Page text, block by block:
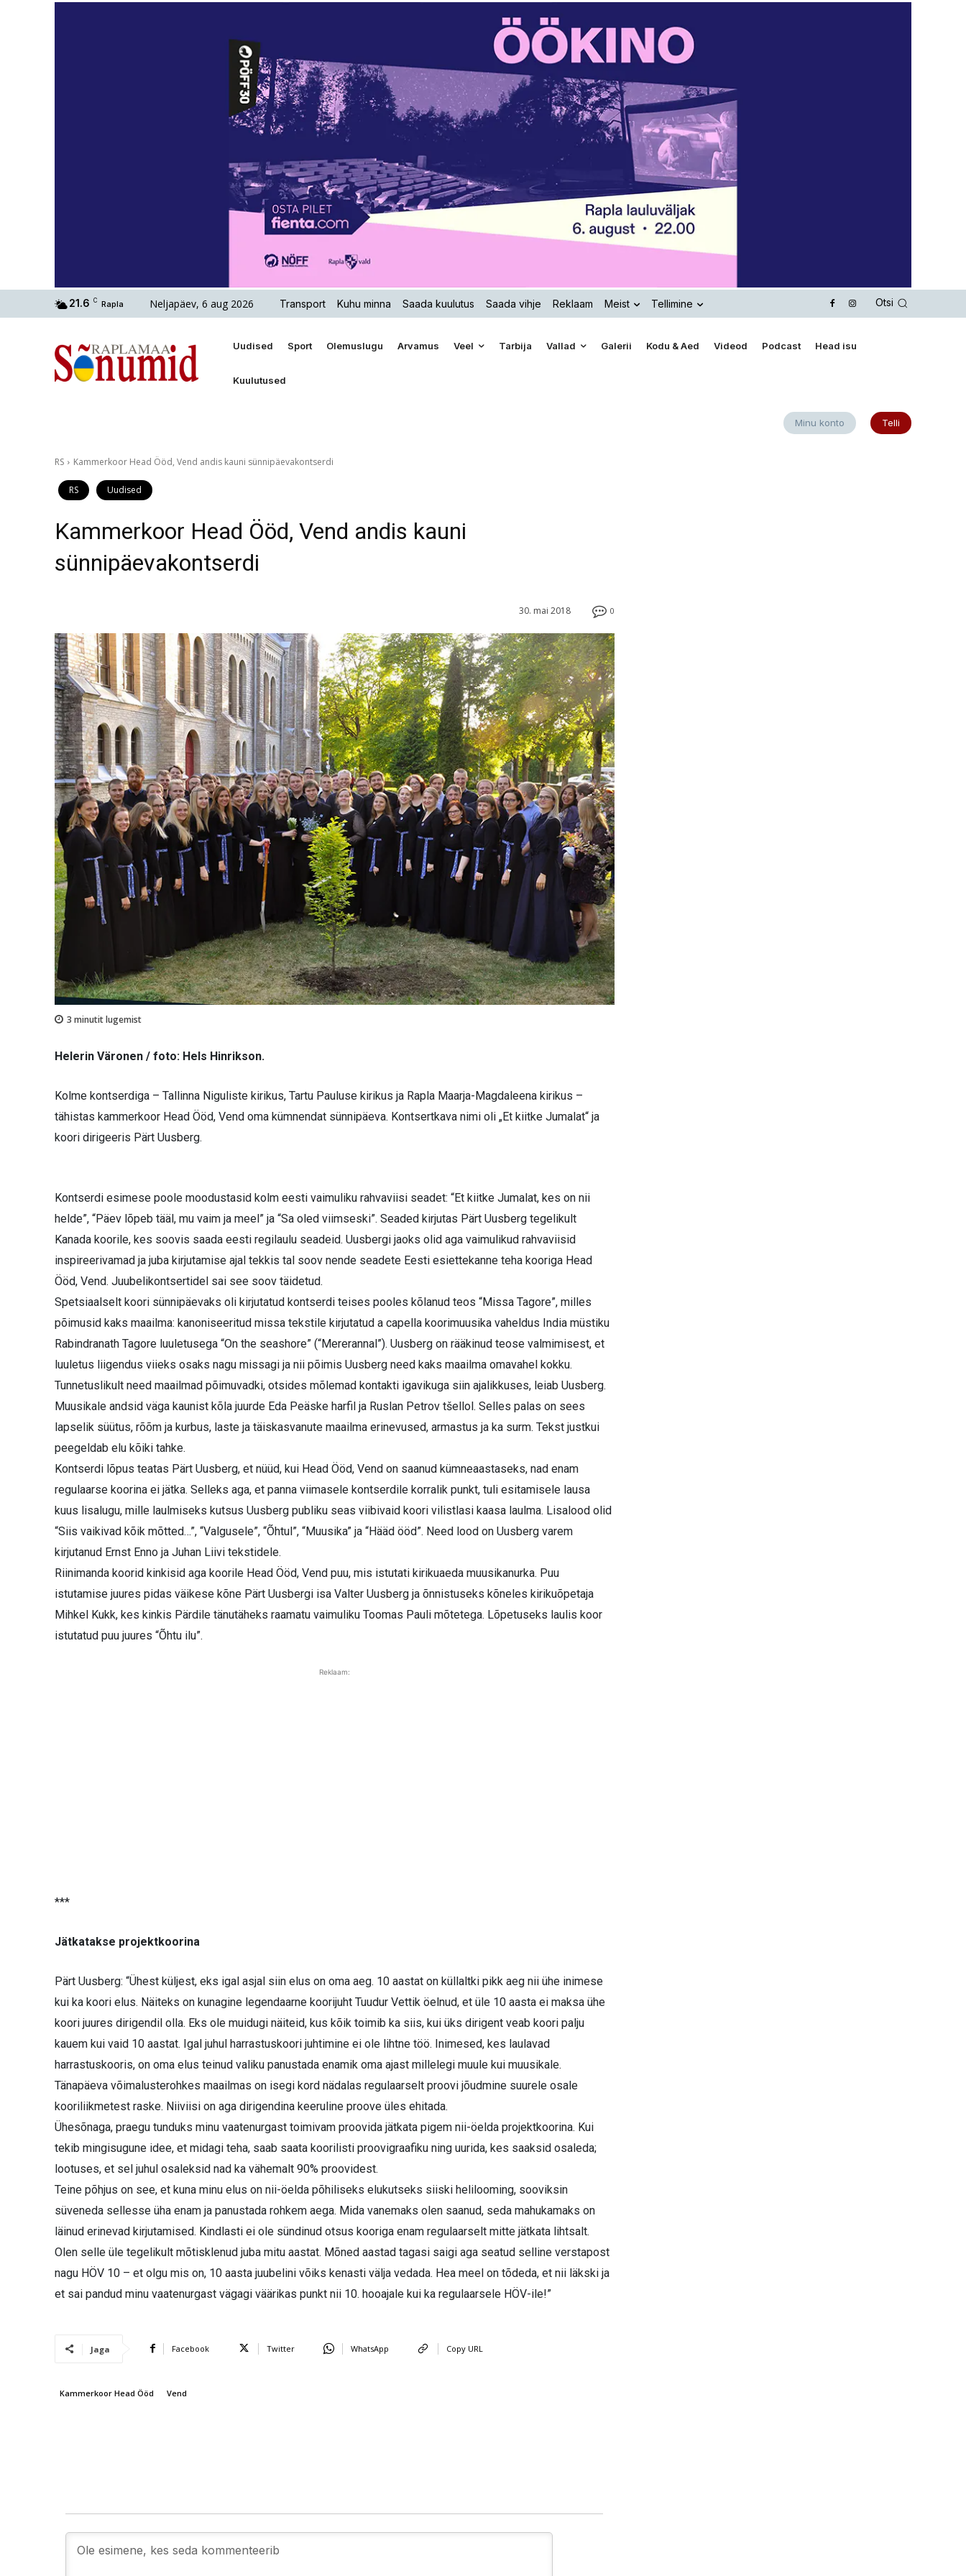
21.6 C Rapla Neljapäev, 6 aug 2026 Transport Kuhu minna Saada kuulutus Saada vihje Reklaam Meist Tellimine Otsi
Uudised Sport Olemuslugu Arvamus Veel Tarbija Vallad Galerii Kodu & Aed Videod Podcast Head isu
Kuulutused
Minu konto Telli
RS Kammerkoor Head Ööd, Vend andis kauni sünnipäevakontserdi
RS Uudised
Kammerkoor Head Ööd, Vend andis kauni
sünnipäevakontserdi
0
30. mai 2018
3 minutit lugemist
Helerin Väronen / foto: Hels Hinrikson.
Kolme kontserdiga – Tallinna Niguliste kirikus, Tartu Pauluse kirikus ja Rapla Maarja-Magdaleena kirikus –
tähistas kammerkoor Head Ööd, Vend oma kümnendat sünnipäeva. Kontsertkava nimi oli „Et kiitke Jumalat“ ja
koori dirigeeris Pärt Uusberg.
Kontserdi esimese poole moodustasid kolm eesti vaimuliku rahvaviisi seadet: “Et kiitke Jumalat, kes on nii
helde”, “Päev lõpeb tääl, mu vaim ja meel” ja “Sa oled viimseski”. Seaded kirjutas Pärt Uusberg tegelikult
Kanada koorile, kes soovis saada eesti regilaulu seadeid. Uusbergi jaoks olid aga vaimulikud rahvaviisid
inspireerivamad ja juba kirjutamise ajal tekkis tal soov nende seadete Eesti esiettekanne teha kooriga Head
Ööd, Vend. Juubelikontsertidel sai see soov täidetud.
Spetsiaalselt koori sünnipäevaks oli kirjutatud kontserdi teises pooles kõlanud teos “Missa Tagore”, milles
põimusid kaks maailma: kanoniseeritud missa tekstile kirjutatud a capella koorimuusika vaheldus India müstiku
Rabindranath Tagore luuletusega “On the seashore” (“Mererannal”). Uusberg on rääkinud teose valmimisest, et
luuletus liigendus viieks osaks nagu missagi ja nii põimis Uusberg need kaks maailma omavahel kokku.
Tunnetuslikult need maailmad põimuvadki, otsides mõlemad kontakti igavikuga siin ajalikkuses, leiab Uusberg.
Muusikale andsid väga kaunist kõla juurde Eda Peäske harfil ja Ruslan Petrov tšellol. Selles palas on sees
lapselik süütus, rõõm ja kurbus, laste ja täiskasvanute maailma erinevused, armastus ja ka surm. Tekst justkui
peegeldab elu kõiki tahke.
Kontserdi lõpus teatas Pärt Uusberg, et nüüd, kui Head Ööd, Vend on saanud kümneaastaseks, nad enam
regulaarse koorina ei jätka. Selleks aga, et panna viimasele kontserdile korralik punkt, tuli esitamisele lausa
kuus lisalugu, mille laulmiseks kutsus Uusberg publiku seas viibivaid koori vilistlasi kaasa laulma. Lisalood olid
“Siis vaikivad kõik mõtted…”, “Valgusele”, “Õhtul”, “Muusika” ja “Hääd ööd”. Need lood on Uusberg varem
kirjutanud Ernst Enno ja Juhan Liivi tekstidele.
Riinimanda koorid kinkisid aga koorile Head Ööd, Vend puu, mis istutati kirikuaeda muusikanurka. Puu
istutamise juures pidas väikese kõne Pärt Uusbergi isa Valter Uusberg ja õnnistuseks kõneles kirikuõpetaja
Mihkel Kukk, kes kinkis Pärdile tänutäheks raamatu vaimuliku Toomas Pauli mõtetega. Lõpetuseks laulis koor
istutatud puu juures “Õhtu ilu”.
Reklaam:
***
Jätkatakse projektkoorina
Pärt Uusberg: “Ühest küljest, eks igal asjal siin elus on oma aeg. 10 aastat on küllaltki pikk aeg nii ühe inimese
kui ka koori elus. Näiteks on kunagine legendaarne koorijuht Tuudur Vettik öelnud, et üle 10 aasta ei maksa ühe
koori juures dirigendil olla. Eks ole muidugi näiteid, kus kõik toimib ka siis, kui üks dirigent veab koori palju
kauem kui vaid 10 aastat. Igal juhul harrastuskoori juhtimine ei ole lihtne töö. Inimesed, kes laulavad
harrastuskooris, on oma elus teinud valiku panustada enamik oma ajast millelegi muule kui muusikale.
Tänapäeva võimalusterohkes maailmas on isegi kord nädalas regulaarselt proovi jõudmine suurele osale
kooriliikmetest raske. Niiviisi on aga dirigendina keeruline proove üles ehitada.
Ühesõnaga, praegu tunduks minu vaatenurgast toimivam proovida jätkata pigem nii-öelda projektkoorina. Kui
tekib mingisugune idee, et midagi teha, saab saata koorilisti proovigraafiku ning uurida, kes saaksid osaleda;
lootuses, et sel juhul osaleksid nad ka vähemalt 90% proovidest.
Teine põhjus on see, et kuna minu elus on nii-öelda põhiliseks elukutseks siiski helilooming, sooviksin
süveneda sellesse üha enam ja panustada rohkem aega. Mida vanemaks olen saanud, seda mahukamaks on
läinud erinevad kirjutamised. Kindlasti ei ole sündinud otsus kooriga enam regulaarselt mitte jätkata lihtsalt.
Olen selle üle tegelikult mõtisklenud juba mitu aastat. Mõned aastad tagasi saigi aga seatud selline verstapost
nagu HÖV 10 – et olgu mis on, 10 aasta juubelini võiks kenasti välja vedada. Hea meel on tõdeda, et nii läkski ja
et sai pandud minu vaatenurgast vägagi väärikas punkt nii 10. hooajale kui ka regulaarsele HÖV-ile!”
Jaga Facebook Twitter WhatsApp Copy URL
Kammerkoor Head Ööd Vend